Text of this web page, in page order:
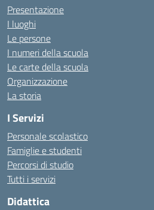
Presentazione
I luoghi
Le persone
I numeri della scuola
Le carte della scuola
Organizzazione
La storia
I Servizi
Personale scolastico
Famiglie e studenti
Percorsi di studio
Tutti i servizi
Didattica